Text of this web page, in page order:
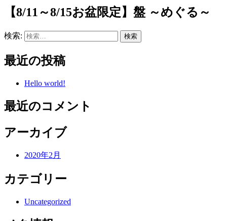
【8/11～8/15お盆限定】盤 ～めぐる～
検索:
最近の投稿
Hello world!
最近のコメント
アーカイブ
2020年2月
カテゴリー
Uncategorized